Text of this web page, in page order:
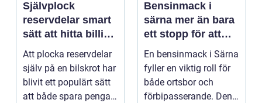
Självplock
reservdelar smart
sätt att hitta billiga
bildelar
Att plocka reservdelar
själv på en bilskrot har
blivit ett populärt sätt
att både spara pengar
Bensinmack i
särna mer än bara
ett stopp för att
tanka
En bensinmack i Särna
fyller en viktig roll för
både ortsbor och
förbipasserande. Den